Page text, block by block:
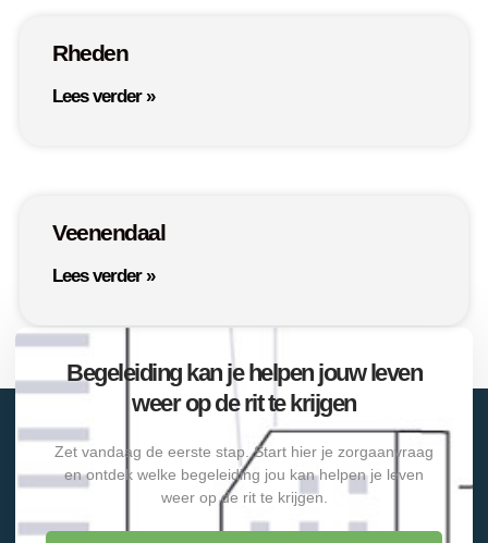
Rheden
Lees verder »
Veenendaal
Lees verder »
Begeleiding kan je helpen jouw leven
weer op de rit te krijgen
Zet vandaag de eerste stap. Start hier je zorgaanvraag
en ontdek welke begeleiding jou kan helpen je leven
weer op de rit te krijgen.